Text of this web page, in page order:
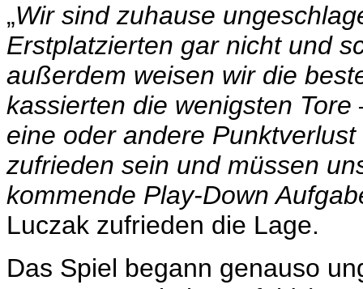
„Wir sind zuhause
Erstplatzierten gar nicht und
außerdem weisen wir die
kassierten die wenigsten
eine oder andere
zufrieden sein und müssen
kommende Play-Down
Luczak zufrieden die Lage.
Das Spiel begann genauso